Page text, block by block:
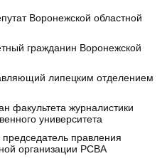
Воронежской областной
гражданин Воронежской
липецким отделением
факультета журналистики
университета
правления
организации РСВА